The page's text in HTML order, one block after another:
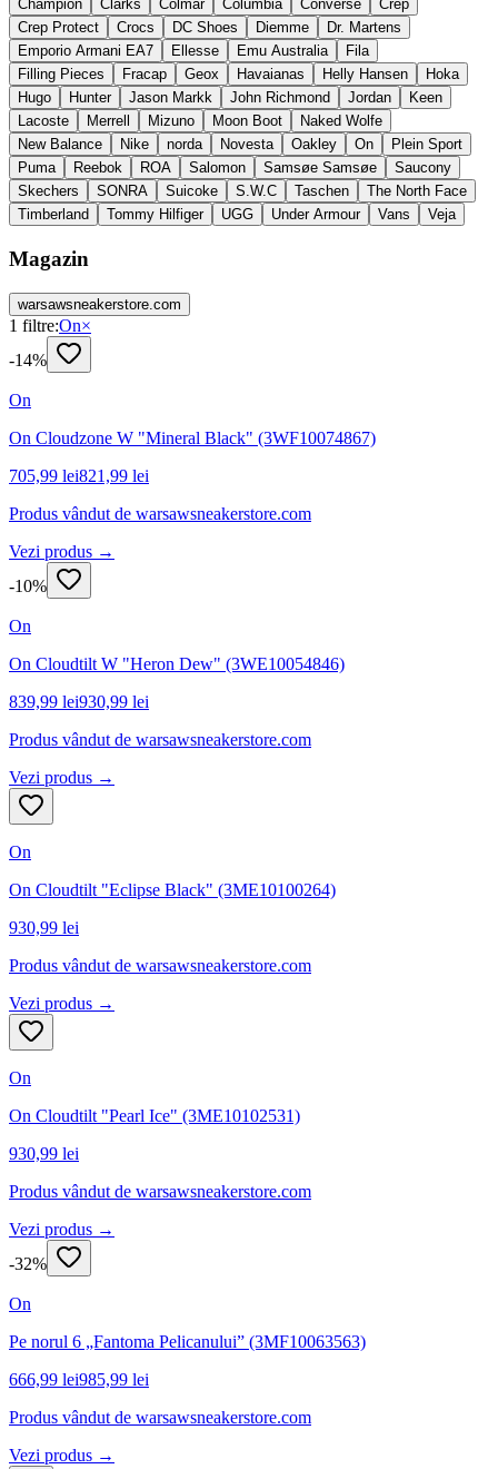
Champion
Clarks Colmar Columbia Converse
Crep
Crep Protect
Crocs DC Shoes Diemme
Dr. Martens
Emporio Armani EA7
Ellesse Emu Australia
Fila
Filling Pieces
Fracap Geox Havaianas Helly Hansen
Hoka
Hugo
Hunter Jason Markk John Richmond Jordan
Keen
Lacoste
Merrell Mizuno Moon Boot
Naked Wolfe
New Balance
Nike norda Novesta Oakley On
Plein Sport
Puma
Reebok ROA Salomon Samsøe Samsøe
Saucony
Skechers
SONRA Suicoke S.W.C Taschen
The North Face
Timberland
Tommy Hilfiger UGG Under Armour Vans Veja
Magazin
warsawsneakerstore.com
1 filtre:On×
-14%
On
On Cloudzone W "Mineral Black" (3WF10074867)
705,99 lei821,99 lei
Produs vândut de warsawsneakerstore.com
Vezi produs →
-10%
On
On Cloudtilt W "Heron Dew" (3WE10054846)
839,99 lei930,99 lei
Produs vândut de warsawsneakerstore.com
Vezi produs →
On
On Cloudtilt "Eclipse Black" (3ME10100264)
930,99 lei
Produs vândut de warsawsneakerstore.com
Vezi produs →
On
On Cloudtilt "Pearl Ice" (3ME10102531)
930,99 lei
Produs vândut de warsawsneakerstore.com
Vezi produs →
-32%
On
Pe norul 6 „Fantoma Pelicanului” (3MF10063563)
666,99 lei985,99 lei
Produs vândut de warsawsneakerstore.com
Vezi produs →